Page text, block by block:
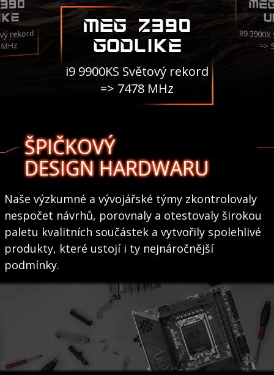
MEG Z390
GODLIKE
i9 9900KS Světový rekord
=> 7478 MHz
R9
=>
rekord
ŠPIČKOVÝ
DESIGN HARDWARU
Naše výzkumné a vývojářské týmy zkontrolovaly
nespočet návrhů, porovnaly a otestovaly širokou
paletu kvalitních součástek a vytvořily spolehlivé
produkty, které ustojí i ty nejnáročnější
podmínky.